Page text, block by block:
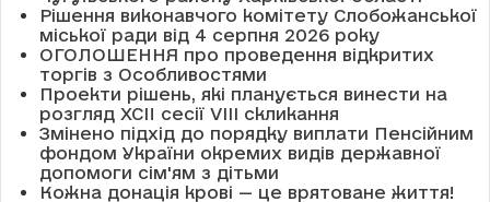
Рішення виконавчого комітету Слобожанської
міської ради від 4 серпня 2026 року
ОГОЛОШЕННЯ про проведення відкритих
торгів з Особливостями
Проекти рішень, які планується винести на
розгляд XCII сесії VІІІ скликання
Змінено підхід до порядку виплати Пенсійним
фондом України окремих видів державної
допомоги сім'ям з дітьми
Кожна донація крові — це врятоване життя!